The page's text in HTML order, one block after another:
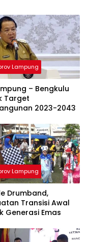
Lampung
– Bengkulu
Target
2023-2043
Lampung
Drumband,
Transisi Awal
Generasi Emas